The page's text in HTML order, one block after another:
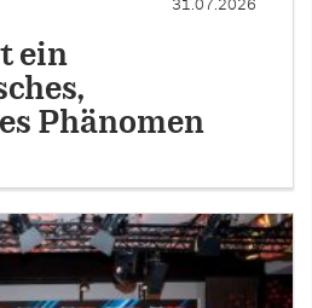
31.07.2026
ein
Phänomen